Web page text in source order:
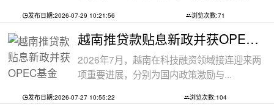
发布日期:2026-07-29 10:21:56 浏览次数:71
越南推贷款贴息新政并获OPEC基金5000万美
2026年7月，越南在科技融资领域接连迎来两
项重要进展，分别为国内政策激励与...
发布日期:2026-07-27 10:55:22 浏览次数:104